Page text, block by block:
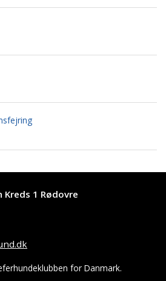
1 Rødovre
for Danmark.